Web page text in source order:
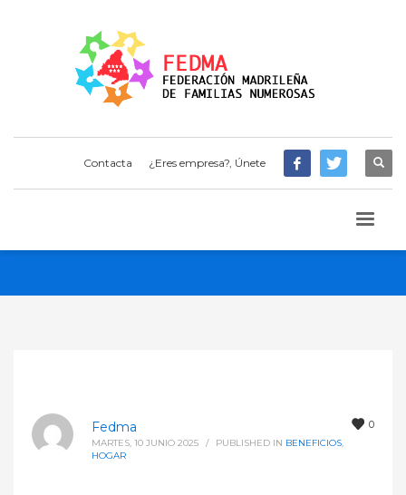
Contacta ¿Eres empresa?, Únete
0
Fedma
MARTES, 10 JUNIO 2025 / PUBLISHED IN BENEFICIOS
HOGAR